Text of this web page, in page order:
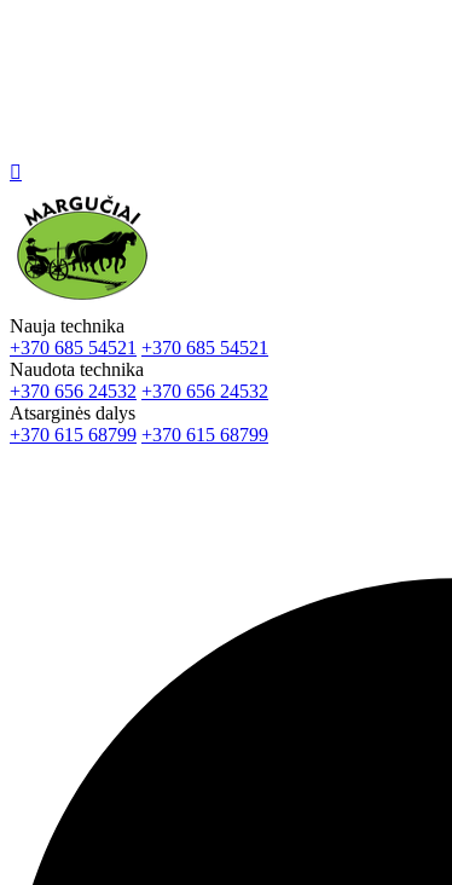

Nauja technika
+370 685 54521 +370 685 54521
Naudota technika
+370 656 24532 +370 656 24532
Atsarginės dalys
+370 615 68799 +370 615 68799